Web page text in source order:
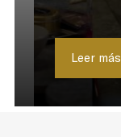
Leer más